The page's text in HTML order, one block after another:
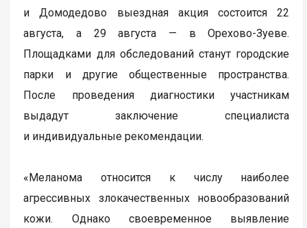
и Домодедово выездная акция состоится 22
августа, а 29 августа — в Орехово-Зуеве.
Площадками для обследований станут городские
парки и другие общественные пространства.
После проведения диагностики участникам
выдадут заключение специалиста
и индивидуальные рекомендации.
«Меланома относится к числу наиболее
агрессивных злокачественных новообразований
кожи. Однако своевременное выявление